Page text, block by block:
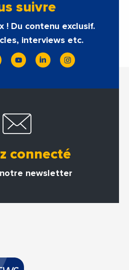
suivre
! Du contenu exclusif.
interviews etc.
connecté
notre newsletter